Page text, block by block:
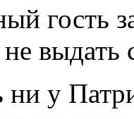
гость
выдать
ни у